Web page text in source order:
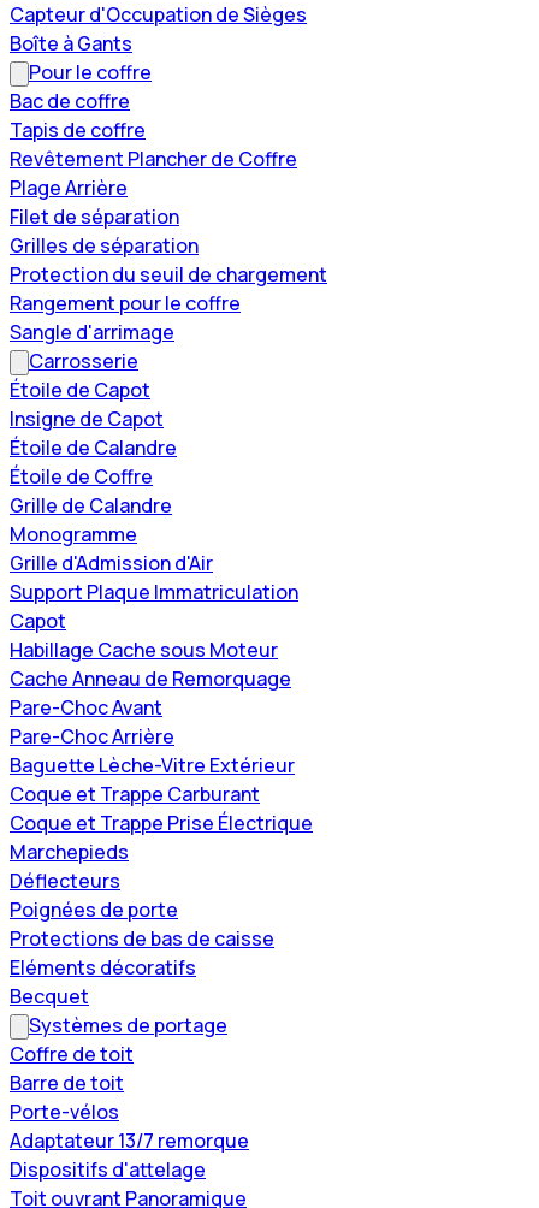
Capteur d'Occupation de Sièges
Boîte à Gants
Pour le coffre
Bac de coffre
Tapis de coffre
Revêtement Plancher de Coffre
Plage Arrière
Filet de séparation
Grilles de séparation
Protection du seuil de chargement
Rangement pour le coffre
Sangle d'arrimage
Carrosserie
Étoile de Capot
Insigne de Capot
Étoile de Calandre
Étoile de Coffre
Grille de Calandre
Monogramme
Grille d'Admission d'Air
Support Plaque Immatriculation
Capot
Habillage Cache sous Moteur
Cache Anneau de Remorquage
Pare-Choc Avant
Pare-Choc Arrière
Baguette Lèche-Vitre Extérieur
Coque et Trappe Carburant
Coque et Trappe Prise Électrique
Marchepieds
Déflecteurs
Poignées de porte
Protections de bas de caisse
Eléments décoratifs
Becquet
Systèmes de portage
Coffre de toit
Barre de toit
Porte-vélos
Adaptateur 13/7 remorque
Dispositifs d'attelage
Toit ouvrant Panoramique